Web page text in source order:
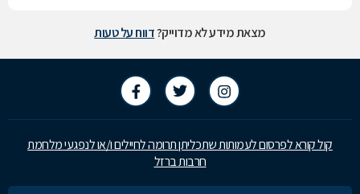
מצאת מידע לא מדוייק?דווח על טעות
קול קורא לפרסום לעמותות שתכליתן תרומה לחיילים ו/או לנפגעי מלחמת
חרבות ברזל